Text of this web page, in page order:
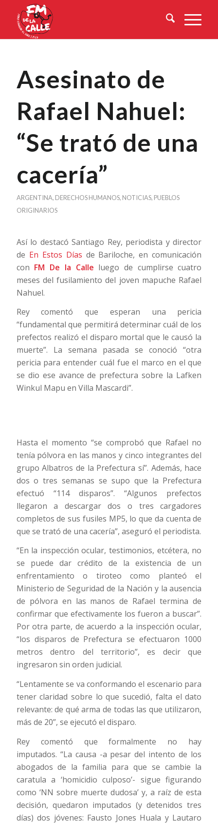
Asesinato de
Rafael Nahuel:
“Se trató de una
cacería”
ARGENTINA, DERECHOS HUMANOS, NOTICIAS, PUEBLOS
ORIGINARIOS
Así lo destacó Santiago Rey, periodista y director
de En Estos Días de Bariloche, en comunicación
con FM De la Calle luego de cumplirse cuatro
meses del fusilamiento del joven mapuche Rafael
Nahuel.
Rey comentó que esperan una pericia
“fundamental que permitirá determinar cuál de los
prefectos realizó el disparo mortal que le causó la
muerte”. La semana pasada se conoció “otra
pericia para entender cuál fue el marco en el que
se dio ese avance de prefectura sobre la Lafken
Winkul Mapu en Villa Mascardi”.
Hasta el momento “se comprobó que Rafael no
tenía pólvora en las manos y cinco integrantes del
grupo Albatros de la Prefectura sí”. Además, hace
dos o tres semanas se supo que la Prefectura
efectuó “114 disparos”. “Algunos prefectos
llegaron a descargar dos o tres cargadores
completos de sus fusiles MP5, lo que da cuenta de
que se trató de una cacería”, aseguró el periodista.
“En la inspección ocular, testimonios, etcétera, no
se puede dar crédito de la existencia de un
enfrentamiento o tiroteo como planteó el
Ministerio de Seguridad de la Nación y la ausencia
de pólvora en las manos de Rafael termina de
confirmar que efectivamente los fueron a buscar”.
Por otra parte, de acuerdo a la inspección ocular,
“los disparos de Prefectura se efectuaron 1000
metros dentro del territorio”, es decir que
ingresaron sin orden judicial.
“Lentamente se va conformando el escenario para
tener claridad sobre lo que sucedió, falta el dato
relevante: de qué arma de todas las que utilizaron,
más de 20”, se ejecutó el disparo.
Rey comentó que formalmente no hay
imputados. “La causa -a pesar del intento de los
abogados de la familia para que se cambie la
caratula a ‘homicidio culposo’- sigue figurando
como ‘NN sobre muerte dudosa’ y, a raíz de esta
decisión, quedaron imputados (y detenidos tres
días) dos jóvenes: Fausto Jones Huala y Lautaro